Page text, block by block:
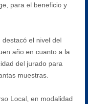
para el beneficio y
destacó el nivel del
año en cuanto a la
del jurado para
muestras.
Local, en modalidad